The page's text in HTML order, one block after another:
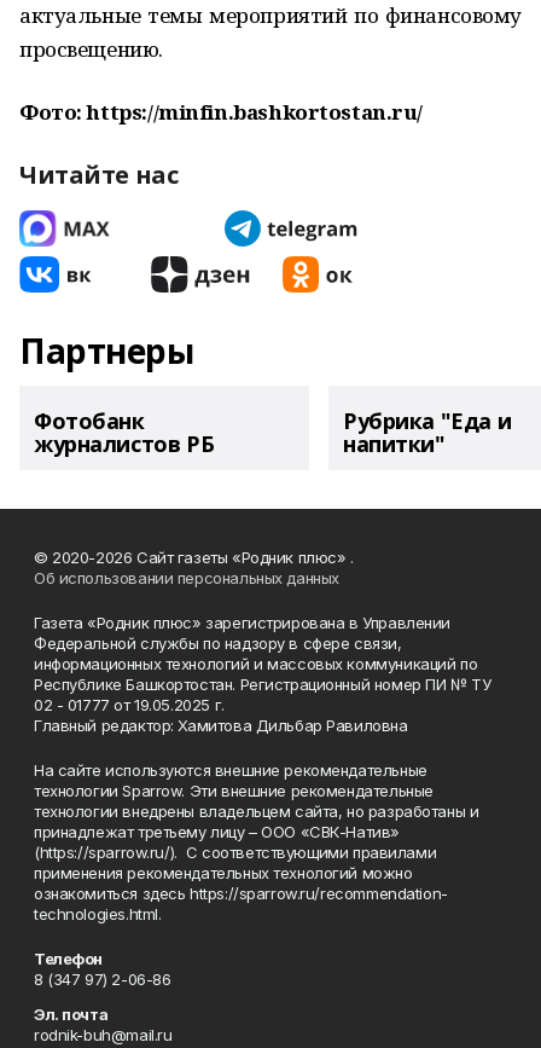
актуальные темы мероприятий по финансовому
просвещению.
Фото: https://minfin.bashkortostan.ru/
Читайте нас
Партнеры
Фотобанк
журналистов РБ
Рубрика "Еда и
напитки"
© 2020-2026 Сайт газеты «Родник плюс» .
Об использовании персональных данных
Газета «Родник плюс» зарегистрирована в Управлении
Федеральной службы по надзору в сфере связи,
информационных технологий и массовых коммуникаций по
Республике Башкортостан. Регистрационный номер ПИ № ТУ
02 - 01777 от 19.05.2025 г.
Главный редактор: Хамитова Дильбар Равиловна
На сайте используются внешние рекомендательные
технологии Sparrow. Эти внешние рекомендательные
технологии внедрены владельцем сайта, но разработаны и
принадлежат третьему лицу – ООО «СВК-Натив»
(https://sparrow.ru/). С соответствующими правилами
применения рекомендательных технологий можно
ознакомиться здесь https://sparrow.ru/recommendation-
technologies.html.
Телефон
8 (347 97) 2-06-86
Эл. почта
rodnik-buh@mail.ru